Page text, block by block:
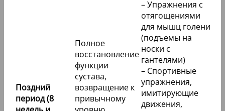
Поздний
период (8
Полное
восстановление
функции
сустава,
возвращение к
привычному
– Упражнения с
отягощениями
для мышц голени
(подъемы на
носки с
гантелями)
– Спортивные
упражнения,
имитирующие
движения,